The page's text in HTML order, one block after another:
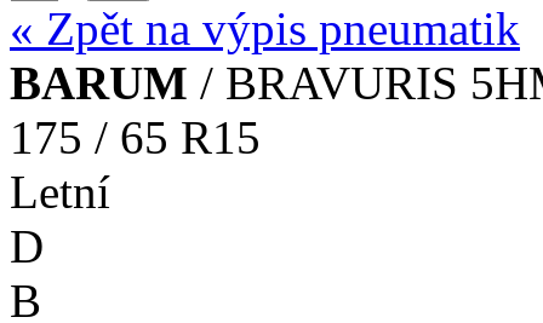
« Zpět na výpis pneumatik
BARUM / BRAVURIS
175 / 65 R15
Letní
D
B